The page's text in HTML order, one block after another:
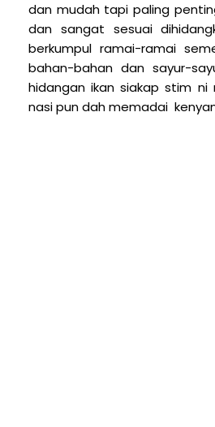
dan mudah tapi paling
dan sangat sesuai
berkumpul ramai-ramai
bahan-bahan dan sayur-
hidangan ikan siakap stim
nasi pun dah memadai